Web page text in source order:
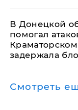
В Донецкой
помогал
задержала
Смотреть